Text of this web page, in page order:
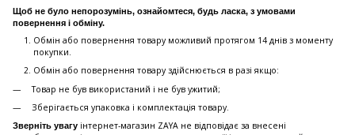
Щоб не було непорозумінь, ознайомтеся, будь ласка, з умовами
повернення і обміну.
Обмін або повернення товару можливий протягом 14 днів з моменту
покупки.
Обмiн або повернення товару здійснюється в разі якщо:
Товар не був використаний і не був ужитий;
Зберiгається упаковка і комплектація товару.
Зверніть увагу інтернет-магазин ZAYA не відповідає за внесені